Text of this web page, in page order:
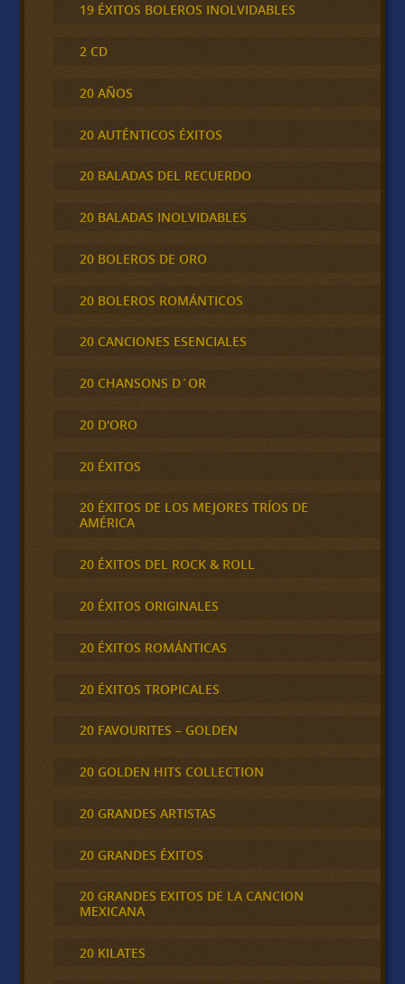
19 ÉXITOS BOLEROS INOLVIDABLES
2 CD
20 AÑOS
20 AUTÉNTICOS ÉXITOS
20 BALADAS DEL RECUERDO
20 BALADAS INOLVIDABLES
20 BOLEROS DE ORO
20 BOLEROS ROMÁNTICOS
20 CANCIONES ESENCIALES
20 CHANSONS D´OR
20 D'ORO
20 ÉXITOS
20 ÉXITOS DE LOS MEJORES TRÍOS DE
AMÉRICA
20 ÉXITOS DEL ROCK & ROLL
20 ÉXITOS ORIGINALES
20 ÉXITOS ROMÁNTICAS
20 ÉXITOS TROPICALES
20 FAVOURITES – GOLDEN
20 GOLDEN HITS COLLECTION
20 GRANDES ARTISTAS
20 GRANDES ÉXITOS
20 GRANDES EXITOS DE LA CANCION
MEXICANA
20 KILATES